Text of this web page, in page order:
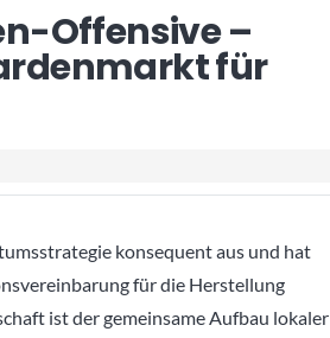
Offensive –
für
konsequent aus und hat
für die Herstellung
ist der gemeinsame Aufbau lokaler